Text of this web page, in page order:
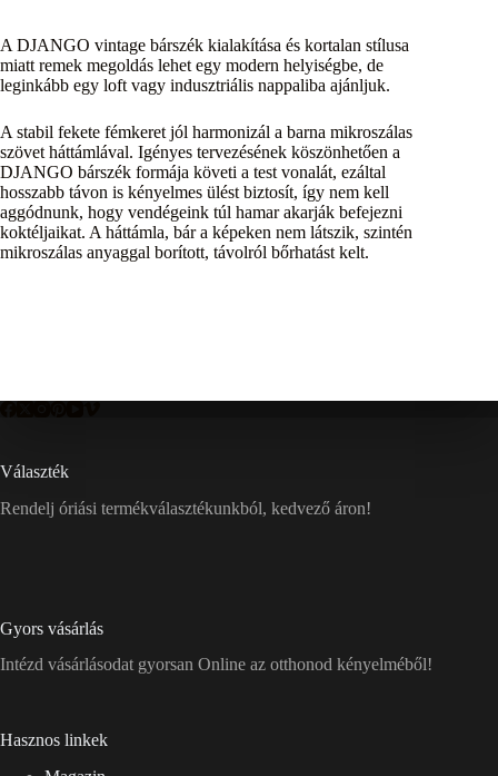
A DJANGO vintage bárszék kialakítása és kortalan stílusa
miatt remek megoldás lehet egy modern helyiségbe, de
leginkább egy loft vagy indusztriális nappaliba ajánljuk.
A stabil fekete fémkeret jól harmonizál a barna mikroszálas
szövet háttámlával. Igényes tervezésének köszönhetően a
DJANGO bárszék formája követi a test vonalát, ezáltal
hosszabb távon is kényelmes ülést biztosít, így nem kell
aggódnunk, hogy vendégeink túl hamar akarják befejezni
koktéljaikat. A háttámla, bár a képeken nem látszik, szintén
mikroszálas anyaggal borított, távolról bőrhatást kelt.
Választék
Rendelj óriási termékválasztékunkból, kedvező áron!
Gyors vásárlás
Intézd vásárlásodat gyorsan Online az otthonod kényelméből!
Hasznos linkek